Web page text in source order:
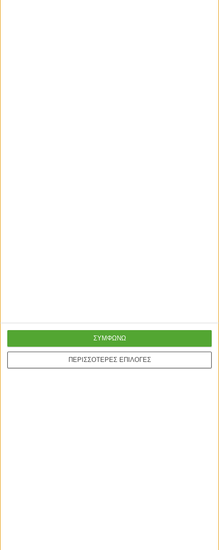
ΠΕΡΙΣΣΟΤΕΡΕΣ ΕΠΙΛΟΓΕΣ
ΣΥΜΦΩΝΩ